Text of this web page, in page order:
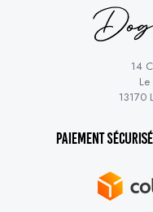
14
13170